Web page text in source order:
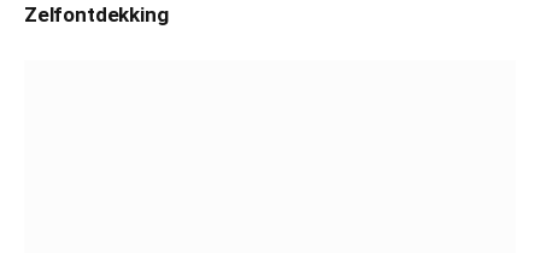
Zelfontdekking